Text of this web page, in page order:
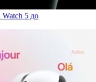
Watch 5 до